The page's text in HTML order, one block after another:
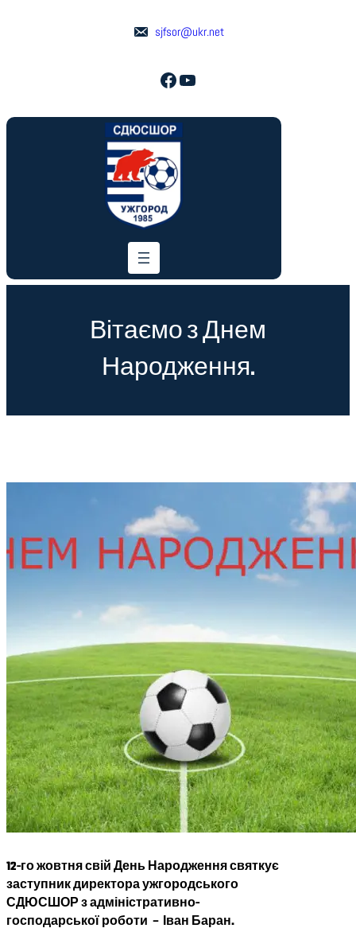
sjfsor@ukr.net
Facebook YouTube
Вітаємо з Днем
Народження.
12-го жовтня свій День Народження святкує
заступник директора ужгородського
СДЮСШОР з адміністративно-
господарської роботи – Іван Баран.